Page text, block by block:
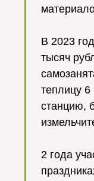
В 2023
тысяч
теплицу 6
станцию,
2 года